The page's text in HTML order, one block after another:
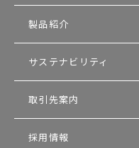
製品紹介
サステナビリティ
取引先案内
採用情報